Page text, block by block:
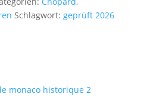
Schlagwort: geprüft 2026